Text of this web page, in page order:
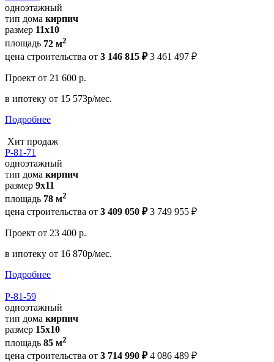
одноэтажный
тип дома кирпич
размер 11x10
площадь 72 м2
цена строительства от 3 146 815 ₽ 3 461 497 ₽
Проект от 21 600 р.
в ипотеку от 15 573р/мес.
Подробнее
Хит продаж
Р-81-71
одноэтажный
тип дома кирпич
размер 9x11
площадь 78 м2
цена строительства от 3 409 050 ₽ 3 749 955 ₽
Проект от 23 400 р.
в ипотеку от 16 870р/мес.
Подробнее
Р-81-59
одноэтажный
тип дома кирпич
размер 15x10
площадь 85 м2
цена строительства от 3 714 990 ₽ 4 086 489 ₽